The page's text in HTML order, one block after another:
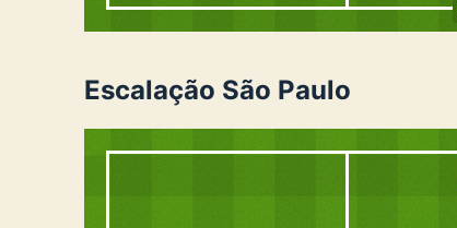
Escalação São Paulo